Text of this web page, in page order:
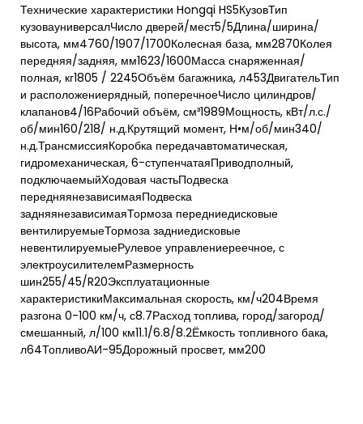
Технические характеристики Hongqi HS5КузовТип
кузовауниверсалЧисло дверей/мест5/5Длина/ширина/
высота, мм4760/1907/1700Колесная база, мм2870Колея
передняя/задняя, мм1623/1600Масса снаряженная/
полная, кг1805 / 2245Объём багажника, л453ДвигательТип
и расположениерядный, поперечноеЧисло цилиндров/
клапанов4/16Рабочий объём, см³1989Мощность, кВт/л.с./
об/мин160/218/ н.д.Крутящий момент, Н•м/об/мин340/
н.д.ТрансмиссияКоробка передачавтоматическая,
гидромеханическая, 6-ступенчатаяПриводполный,
подключаемыйХодовая частьПодвеска
передняянезависимаяПодвеска
задняянезависимаяТормоза передниедисковые
вентилируемыеТормоза задниедисковые
невентилируемыеРулевое управлениереечное, с
электроусилителемРазмерность
шин255/45/R20Эксплуатационные
характеристикиМаксимальная скорость, км/ч204Время
разгона 0-100 км/ч, с8.7Расход топлива, город/загород/
смешанный, л/100 км11.1/6.8/8.2Ёмкость топливного бака,
л64ТопливоАИ-95Дорожный просвет, мм200